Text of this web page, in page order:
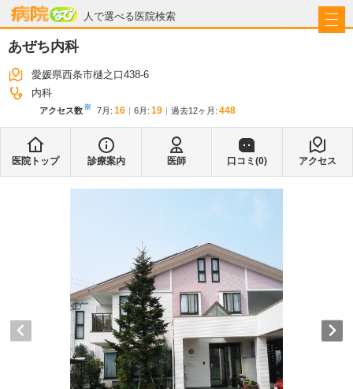
人で選べる医院検索
病院なび
あぜち内科
愛媛県西条市樋之口438-6
内科
アクセス数※ 7月 : 16 6月 : 19 過去12ヶ月: 448
医院トップ 診療案内 医師 口コミ(0) アクセス